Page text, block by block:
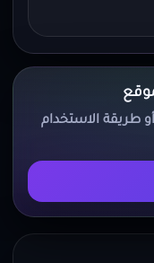
طريقة الاستخدام